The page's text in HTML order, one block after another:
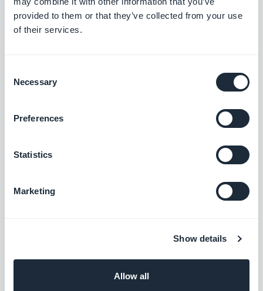
provided to them or that they’ve collected from your use
of their services.
Selection
Necessary
Preferences
Statistics
Marketing
Show details
Allow all